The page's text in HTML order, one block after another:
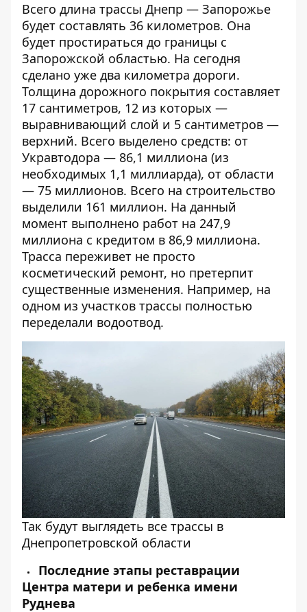
Всего длина трассы Днепр — Запорожье
будет составлять 36 километров. Она
будет простираться до границы с
Запорожской областью. На сегодня
сделано уже два километра дороги.
Толщина дорожного покрытия составляет
17 сантиметров, 12 из которых —
выравнивающий слой и 5 сантиметров —
верхний. Всего выделено средств: от
Укравтодора — 86,1 миллиона (из
необходимых 1,1 миллиарда), от области
— 75 миллионов. Всего на строительство
выделили 161 миллион. На данный
момент выполнено работ на 247,9
миллиона с кредитом в 86,9 миллиона.
Трасса переживет не просто
косметический ремонт, но претерпит
существенные изменения. Например, на
одном из участков трассы полностью
переделали водоотвод.
Так будут выглядеть все трассы в
Днепропетровской области
Последние этапы реставрации
Центра матери и ребенка имени
Руднева